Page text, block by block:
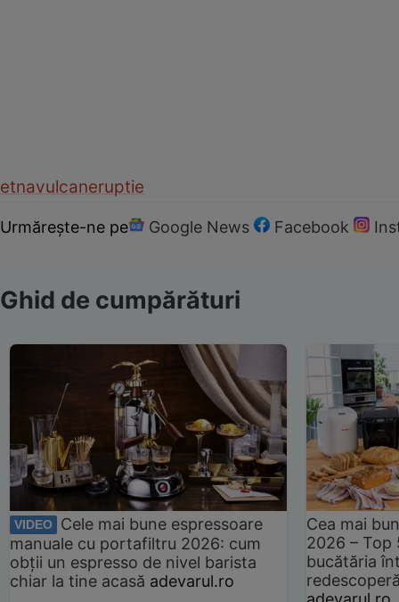
etnavulcaneruptie
Urmărește-ne pe Google News Facebook
Ghid de cumpărături
VIDEO
Cele mai bune espressoare
manuale cu portafiltru 2026: cum
obții un espresso de nivel barista
chiar la tine acasă adevarul.ro
Cea mai
2026 –
bucătăria